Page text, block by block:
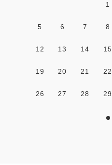
1
5 6 7 8
12 13 14 15
19 20 21 22
26 27 28 29